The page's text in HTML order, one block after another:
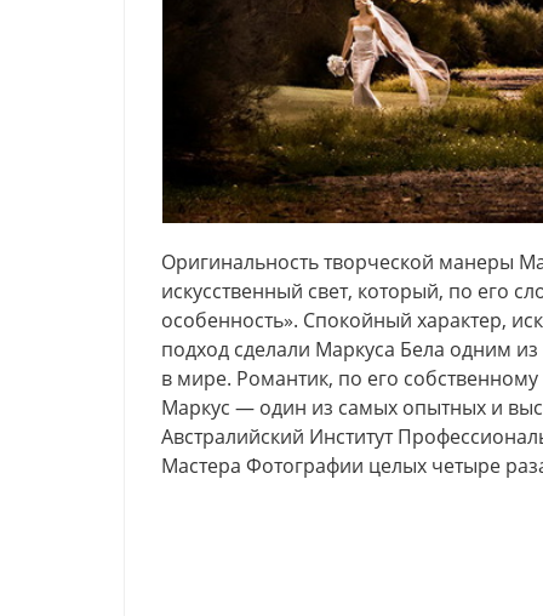
Оригинальность творческой манеры
искусственный свет, который, по его
особенность». Спокойный характер,
подход сделали Маркуса Бела одним
в мире. Романтик, по его
Маркус — один из самых опытных и
Австралийский Институт
Мастера Фотографии целых четыре